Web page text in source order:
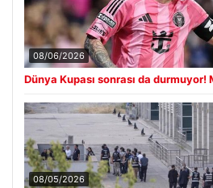
08/06/2026
Dünya Kupası sonrası da durmuyor!
08/05/2026